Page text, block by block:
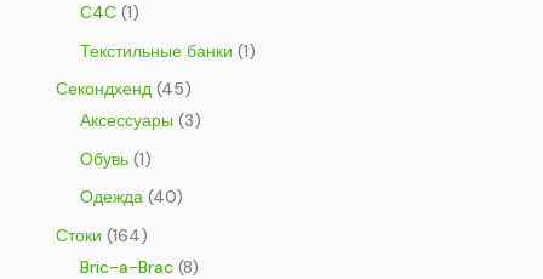
С4С(1)
Текстильные банки (1)
Секондхенд(45)
Аксессуары (3)
Обувь(1)
Одежда(40)
Стоки (164)
Bric-a-Brac(8)